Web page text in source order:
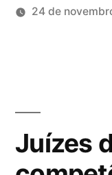
24 de
Juízes